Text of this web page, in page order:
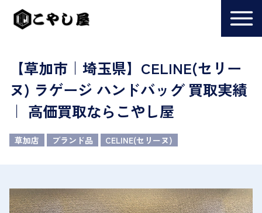
【草加市｜埼玉県】CELINE(セリー
ヌ) ラゲージ ハンドバッグ 買取実績
｜ 高価買取ならこやし屋
草加店 ブランド品 CELINE(セリーヌ)